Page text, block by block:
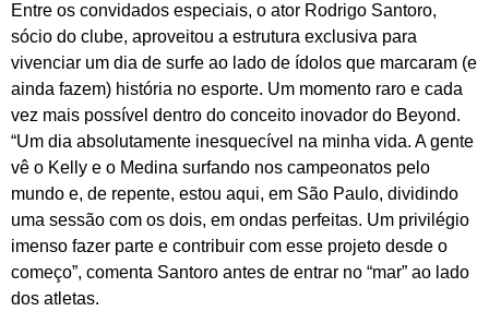
Entre os convidados especiais, o ator Rodrigo Santoro,
sócio do clube, aproveitou a estrutura exclusiva para
vivenciar um dia de surfe ao lado de ídolos que marcaram (e
ainda fazem) história no esporte. Um momento raro e cada
vez mais possível dentro do conceito inovador do Beyond.
“Um dia absolutamente inesquecível na minha vida. A gente
vê o Kelly e o Medina surfando nos campeonatos pelo
mundo e, de repente, estou aqui, em São Paulo, dividindo
uma sessão com os dois, em ondas perfeitas. Um privilégio
imenso fazer parte e contribuir com esse projeto desde o
começo”, comenta Santoro antes de entrar no “mar” ao lado
dos atletas.